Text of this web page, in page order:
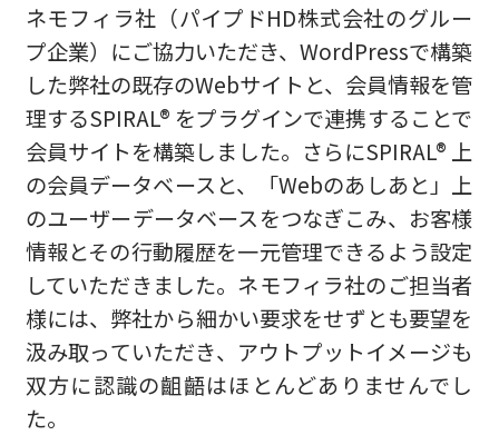
ネモフィラ社（パイプドHD株式会社のグルー
プ企業）にご協力いただき、WordPressで構築
した弊社の既存のWebサイトと、会員情報を管
理するSPIRAL® をプラグインで連携することで
会員サイトを構築しました。さらにSPIRAL® 上
の会員データベースと、「Webのあしあと」上
のユーザーデータベースをつなぎこみ、お客様
情報とその行動履歴を一元管理できるよう設定
していただきました。ネモフィラ社のご担当者
様には、弊社から細かい要求をせずとも要望を
汲み取っていただき、アウトプットイメージも
双方に認識の齟齬はほとんどありませんでし
た。